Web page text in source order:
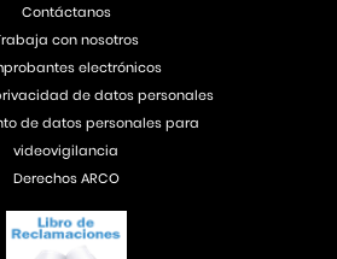
Contáctanos
con nosotros
electrónicos
de datos personales
de datos personales para
videovigilancia
Derechos ARCO